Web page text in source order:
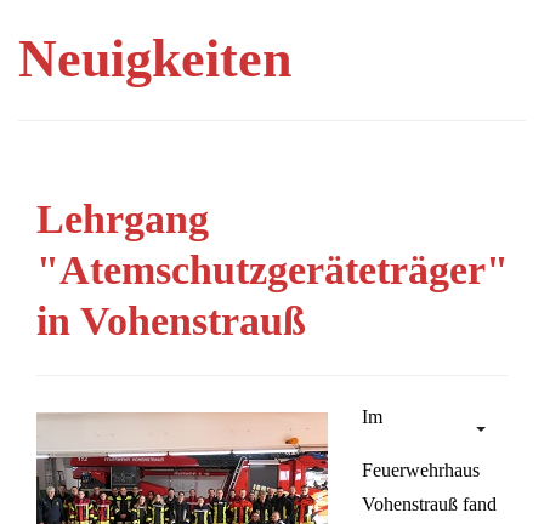
Neuigkeiten
Lehrgang
"Atemschutzgeräteträger"
in Vohenstrauß
Im
Feuerwehrhaus
Vohenstrauß fand